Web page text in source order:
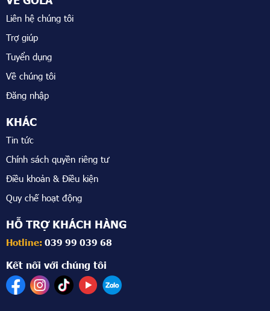
Liên hệ chúng tôi
Trợ giúp
Tuyển dụng
Về chúng tôi
Đăng nhập
KHÁC
Tin tức
Chính sách quyền riêng tư
Điều khoản & Điều kiện
Quy chế hoạt động
HỖ TRỢ KHÁCH HÀNG
Hotline: 039 99 039 68
Kết nối với chúng tôi